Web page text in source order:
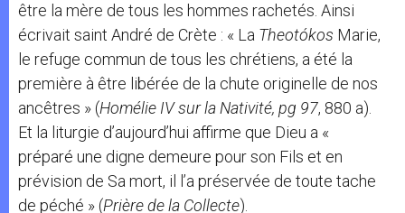
être la mère de tous les hommes rachetés. Ainsi
écrivait saint André de Crète : « La Theotókos Marie,
le refuge commun de tous les chrétiens, a été la
première à être libérée de la chute originelle de nos
ancêtres » (Homélie IV sur la Nativité, pg 97, 880 a).
Et la liturgie d’aujourd’hui affirme que Dieu a «
préparé une digne demeure pour son Fils et en
prévision de Sa mort, il l’a préservée de toute tache
de péché » (Prière de la Collecte).